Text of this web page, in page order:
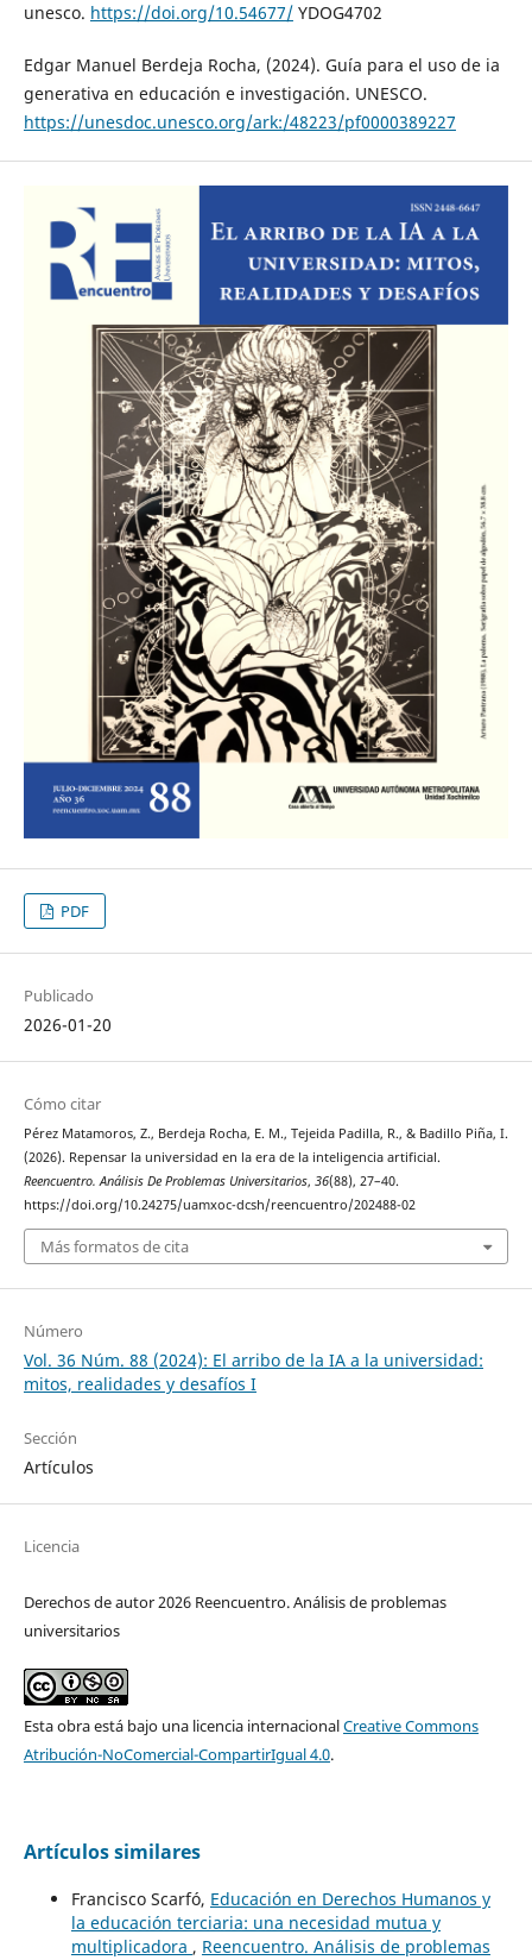
unesco. https://doi.org/10.54677/YDOG4702
Edgar Manuel Berdeja Rocha, (2024). Guía para el uso de ia
generativa en educación e investigación. UNESCO.
https://unesdoc.unesco.org/ark:/48223/pf0000389227
PDF
Publicado
2026-01-20
Cómo citar
Pérez Matamoros, Z., Berdeja Rocha, E. M., Tejeida Padilla, R., & Badillo Piña, I.
(2026). Repensar la universidad en la era de la inteligencia artificial.
Reencuentro. Análisis De Problemas Universitarios, 36(88), 27–40.
https://doi.org/10.24275/uamxoc-dcsh/reencuentro/202488-02
Más formatos de cita
Número
Vol. 36 Núm. 88 (2024): El arribo de la IA a la universidad:
mitos, realidades y desafíos I
Sección
Artículos
Licencia
Derechos de autor 2026 Reencuentro. Análisis de problemas
universitarios
Esta obra está bajo una licencia internacionalCreative Commons
Atribución-NoComercial-CompartirIgual 4.0.
Artículos similares
Francisco Scarfó, Educación en Derechos Humanos y
la educación terciaria: una necesidad mutua y
multiplicadora , Reencuentro. Análisis de problemas